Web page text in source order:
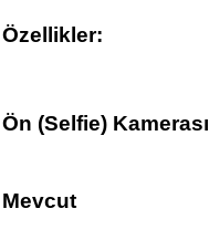
Özellikler:
Ön (Selfie) Kamerası
Mevcut